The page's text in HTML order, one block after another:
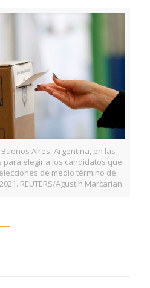
Aires, Argentina, en las
para elegir a los candidatos que
de medio término de
REUTERS/Agustin Marcarian